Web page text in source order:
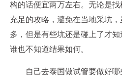
构的话便宜两万左右。无论是
充足的攻略，避免在当地采坑
多，但是有些坑还是碰上了才知
谁也不知道结果如何。
自己去泰国做试管要做好